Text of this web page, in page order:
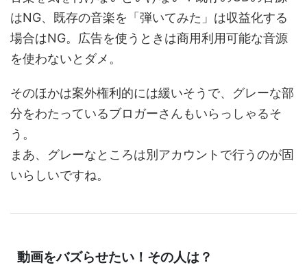
はNG、既存の音楽を「弾いてみた」は収益化する
場合はNG。広告を使うときは商用利用可能な音源
を使わないとダメ。
そのほかは案外権利的には緩いそうで、グレーな部
分をわたっているブロガーさんもいらっしゃるそ
う。
まあ、グレーなところは別アカウントで行うのが固
いらしいですね。
動画をバズらせたい！その人は？